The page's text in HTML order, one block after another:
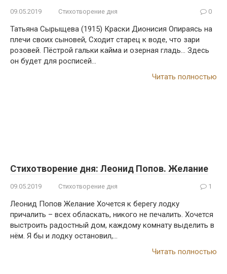
09.05.2019 Стихотворение дня 0
Татьяна Сырыщева (1915) Краски Дионисия Опираясь на
плечи своих сыновей, Сходит старец к воде, что зари
розовей. Пёстрой гальки кайма и озерная гладь… Здесь
он будет для росписей…
Читать полностью
Стихотворение дня: Леонид Попов. Желание
09.05.2019 Стихотворение дня 1
Леонид Попов Желание Хочется к берегу лодку
причалить – всех обласкать, никого не печалить. Хочется
выстроить радостный дом, каждому комнату выделить в
нём. Я бы и лодку остановил,…
Читать полностью